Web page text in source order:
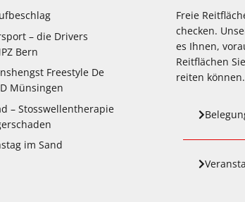
– die Drivers
Bern
Freestyle De
Münsingen
– Stosswellentherapie
im Sand
Freie
checken.
es Ihnen,
Reitflächen
reiten können.